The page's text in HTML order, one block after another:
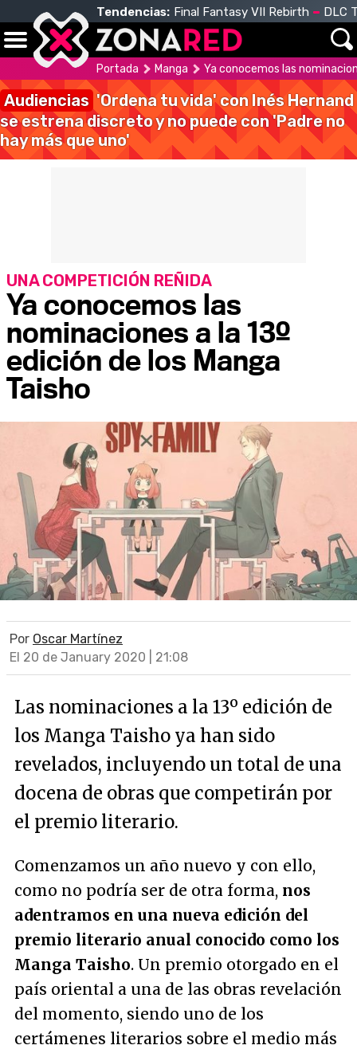
Tendencias: Final Fantasy VII Rebirth DLC
Portada Manga Ya conocemos las
Audiencias 'Ordena tu vida' con Inés Hernand
se estrena discreto y no puede con 'Padre no
hay más que uno'
Ya conocemos las
nominaciones a la 13º
edición de los Manga
Taisho
UNA COMPETICIÓN REÑIDA
Por Oscar Martínez
El 20 de January 2020 | 21:08
Las nominaciones a la 13º edición de
los Manga Taisho ya han sido
revelados, incluyendo un total de una
docena de obras que competirán por
el premio literario.
Comenzamos un año nuevo y con ello,
como no podría ser de otra forma, nos
adentramos en una nueva edición del
premio literario anual conocido como los
Manga Taisho. Un premio otorgado en el
país oriental a una de las obras revelación
del momento, siendo uno de los
certámenes literarios sobre el medio más